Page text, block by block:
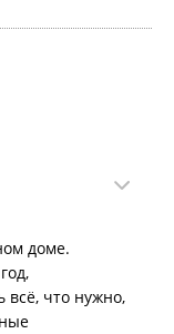
и одна
обвинила
даже не
по
этаже кто
доме.
всё, что нужно,